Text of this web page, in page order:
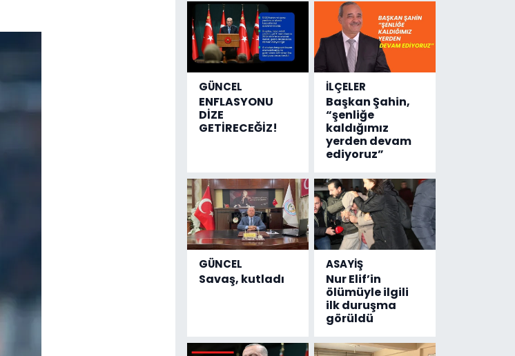
Emniyete
4,5 milyon
liralık
destek
çıktı
GÜNCEL
ENFLASYONU
DİZE
GETİRECEĞİZ!
İLÇELER
Başkan Şahin,
“şenliğe
kaldığımız
yerden devam
ediyoruz”
GÜNCEL
Savaş, kutladı
ASAYİŞ
Nur Elif’in
ölümüyle ilgili
ilk duruşma
görüldü